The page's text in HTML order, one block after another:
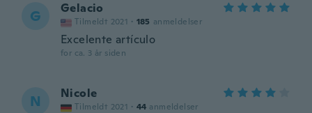
G Gelacio
Tilmeldt 2021 · 185 anmeldelser
Excelente artículo
for ca. 3 år siden
N Nicole
Tilmeldt 2021 · 44 anmeldelser